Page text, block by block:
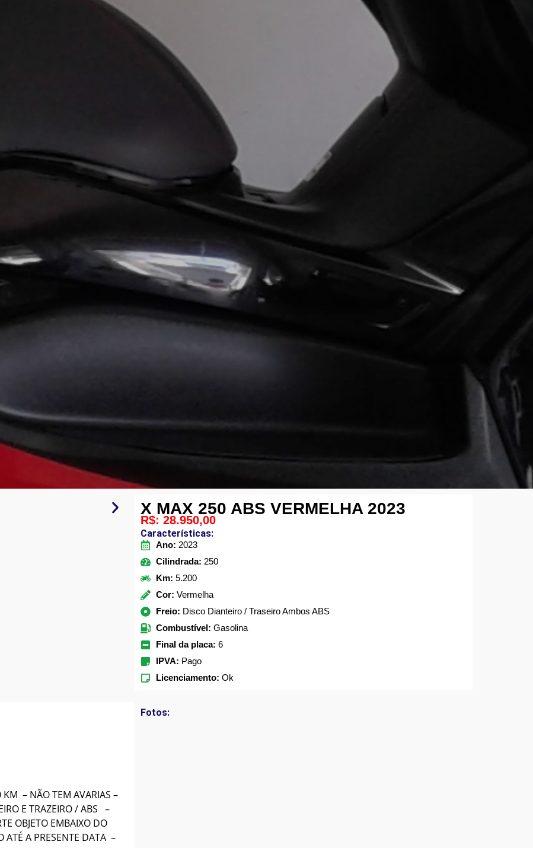
X MAX 250 ABS VERMELHA 2023
R$: 28.950,00
Características:
Ano: 2023
Cilindrada: 250
Km:5.200
Cor:Vermelha
Freio: Disco Dianteiro / Traseiro Ambos ABS
Combustível:Gasolina
Final da placa:6
IPVA: Pago
Licenciamento:Ok
– NÃO TEM AVARIAS –
E TRAZEIRO / ABS –
OBJETO EMBAIXO DO
ATÉ A PRESENTE DATA –
Fotos: